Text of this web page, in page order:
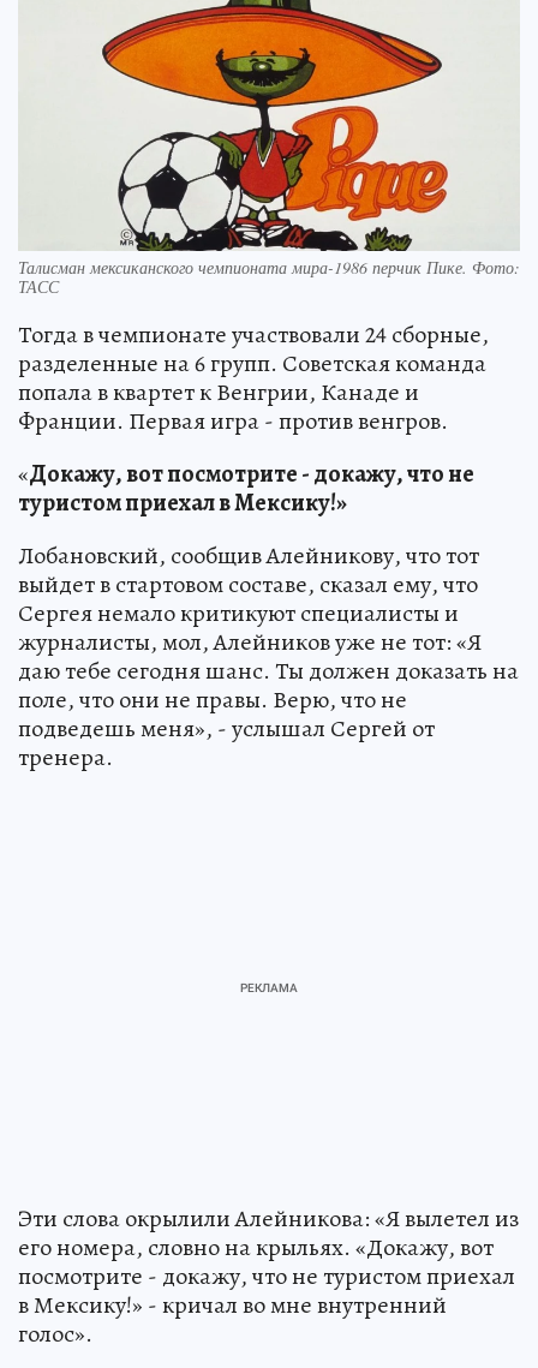
Талисман мексиканского чемпионата мира-1986 перчик Пике. Фото:
ТАСС
Тогда в чемпионате участвовали 24 сборные,
разделенные на 6 групп. Советская команда
попала в квартет к Венгрии, Канаде и
Франции. Первая игра - против венгров.
«Докажу, вот посмотрите - докажу, что не
туристом приехал в Мексику!»
Лобановский, сообщив Алейникову, что тот
выйдет в стартовом составе, сказал ему, что
Сергея немало критикуют специалисты и
журналисты, мол, Алейников уже не тот: «Я
даю тебе сегодня шанс. Ты должен доказать на
поле, что они не правы. Верю, что не
подведешь меня», - услышал Сергей от
тренера.
Эти слова окрылили Алейникова: «Я вылетел из
его номера, словно на крыльях. «Докажу, вот
посмотрите - докажу, что не туристом приехал
в Мексику!» - кричал во мне внутренний
голос».